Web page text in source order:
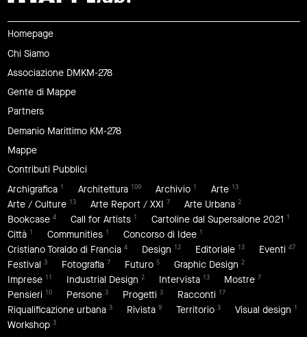
Homepage
Chi Siamo
Associazione DMKM-278
Gente di Mappe
Partners
Demanio Marittimo KM-278
Mappe
Contributi Pubblici
Archigrafica 1 Architettura 109 Archivio 1 Arte 13
Arte / Culture 13 Arte Report / XXI 7 Arte Urbana 2
Bookcase 4 Call for Artists 1 Cartoline dal Supersalone 2021 1
Città 1 Communities 1 Concorso di Idee 1
Cristiano Toraldo di Francia 4 Design 12 Editoriale 13 Eventi 47
Festival 3 Fotografia 7 Futuro 5 Graphic Design 2
Imprese 11 Industrial Design 2 Intervista 13 Mostre 7
Pensieri 10 Persone 3 Progetti 3 Racconti 17
Riqualificazione urbana 3 Rivista 9 Territorio 3 Visual design 1
Workshop 3